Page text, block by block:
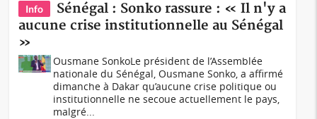
Info
Sénégal : Sonko rassure : « Il n'y a
aucune crise institutionnelle au Sénégal
»
Ousmane SonkoLe président de l’Assemblée
nationale du Sénégal, Ousmane Sonko, a affirmé
dimanche à Dakar qu’aucune crise politique ou
institutionnelle ne secoue actuellement le pays,
malgré...